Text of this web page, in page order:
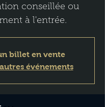
conseillée ou
à l'entrée.
billet en vente
événements